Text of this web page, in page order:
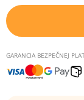
GARANCIA BEZPEČNEJ